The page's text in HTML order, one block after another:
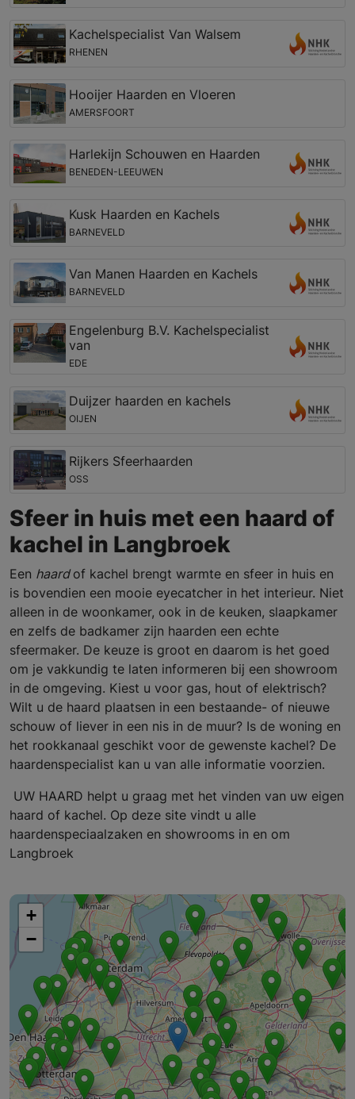
Kachelspecialist Van Walsem
RHENEN
Hooijer Haarden en Vloeren
AMERSFOORT
Harlekijn Schouwen en Haarden
BENEDEN-LEEUWEN
Kusk Haarden en Kachels
BARNEVELD
Van Manen Haarden en Kachels
BARNEVELD
Engelenburg B.V. Kachelspecialist
van
EDE
Duijzer haarden en kachels
OIJEN
Rijkers Sfeerhaarden
OSS
Sfeer in huis met een haard of
kachel in Langbroek
Een haard of kachel brengt warmte en sfeer in huis en
is bovendien een mooie eyecatcher in het interieur. Niet
alleen in de woonkamer, ook in de keuken, slaapkamer
en zelfs de badkamer zijn haarden een echte
sfeermaker. De keuze is groot en daarom is het goed
om je vakkundig te laten informeren bij een showroom
in de omgeving. Kiest u voor gas, hout of elektrisch?
Wilt u de haard plaatsen in een bestaande- of nieuwe
schouw of liever in een nis in de muur? Is de woning en
het rookkanaal geschikt voor de gewenste kachel? De
haardenspecialist kan u van alle informatie voorzien.
UW HAARD helpt u graag met het vinden van uw eigen
haard of kachel. Op deze site vindt u alle
haardenspeciaalzaken en showrooms in en om
Langbroek
+
−